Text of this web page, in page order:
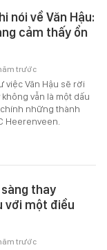
nói về Văn Hậu:
cảm thấy ổn
việc Văn Hậu sẽ rời
không vẫn là một dấu
những thành
Heerenveen.
trước
sàng thay
với một điều
trước